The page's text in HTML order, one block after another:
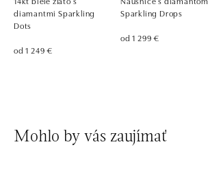
diamantmi Sparkling
Dots
od 1 249 €
Sparkling Drops
od 1 299 €
Mohlo by vás zaujímať